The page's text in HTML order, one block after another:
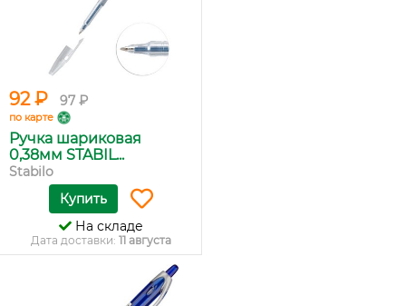
92 ₽ 97 ₽
по карте
Ручка шариковая
0,38мм STABIL...
Stabilo
Купить
На складе
Дата доставки: 11 августа